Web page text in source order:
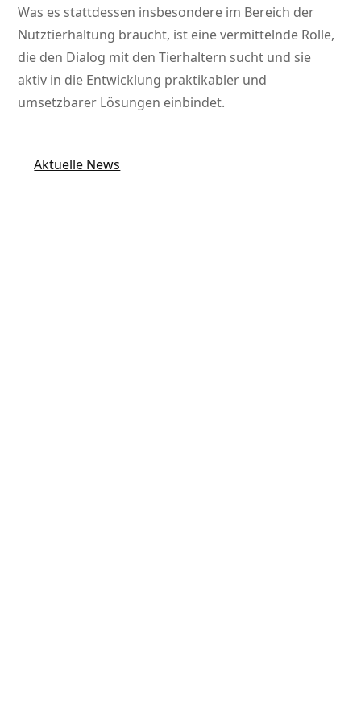
Was es stattdessen insbesondere im Bereich der
Nutztierhaltung braucht, ist eine vermittelnde Rolle,
die den Dialog mit den Tierhaltern sucht und sie
aktiv in die Entwicklung praktikabler und
umsetzbarer Lösungen einbindet.
Aktuelle News